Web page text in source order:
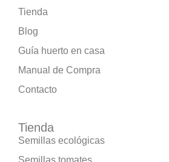
Tienda
Blog
Guía huerto en casa
Manual de Compra
Contacto
Tienda
Semillas ecológicas
Semillas tomates